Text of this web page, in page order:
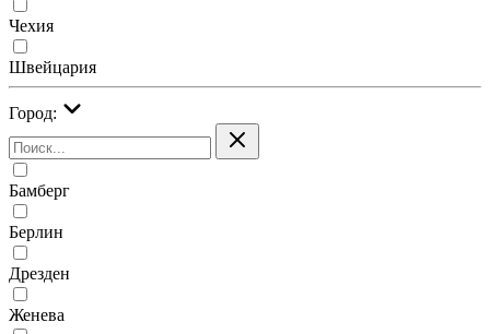
Чехия
Швейцария
Город:
Бамберг
Берлин
Дрезден
Женева